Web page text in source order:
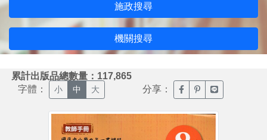
施政搜尋
機關搜尋
累計出版品總數量：117,865
字體： 小 中 大 分享： 臉書分享(另開新視窗)
噗浪分享(另開新
Line分享(另